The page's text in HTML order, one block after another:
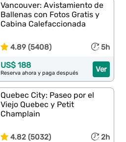
Vancouver: Avistamiento de
Ballenas con Fotos Gratis y
Cabina Calefaccionada
4.89 (5408) 5h
Ver
US$ 188
Reserva ahora y paga después
Quebec City: Paseo por el
Viejo Quebec y Petit
Champlain
4.82 (5032) 2h